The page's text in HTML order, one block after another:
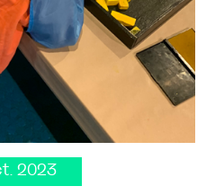
2023